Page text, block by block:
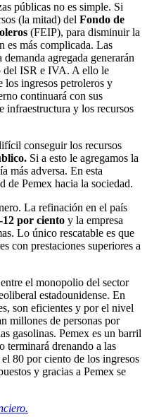
públicas no es simple. Si
(la mitad) del Fondo de
(FEIP), para disminuir la
es más complicada. Las
agregada generarán
del ISR e IVA. A ello le
los ingresos petroleros y
continuará con sus
infraestructura y los recursos
conseguir los recursos
Si a esto le agregamos la
más adversa. En esta
de Pemex hacia la sociedad.
La refinación en el país
por ciento y la empresa
Lo único rescatable es que
con prestaciones superiores a
el monopolio del sector
estadounidense. En
son eficientes y por el nivel
millones de personas por
gasolinas. Pemex es un barril
terminará drenando a las
80 por ciento de los ingresos
y gracias a Pemex se